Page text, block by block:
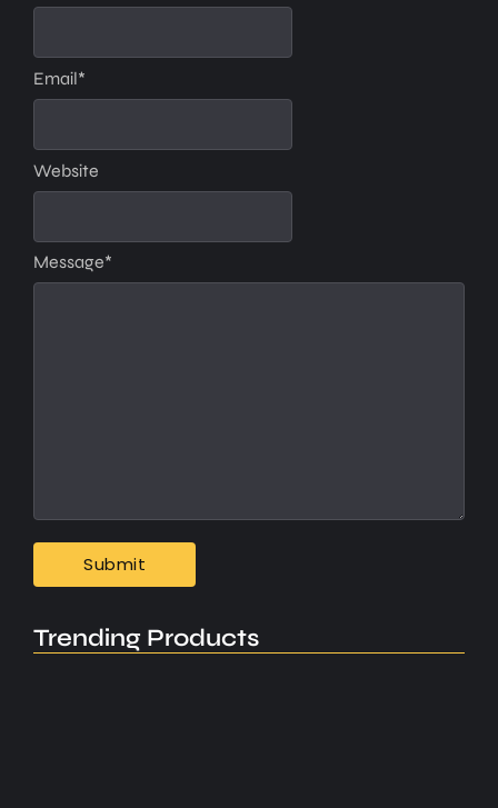
Message*
Email*
Website
Trending Products